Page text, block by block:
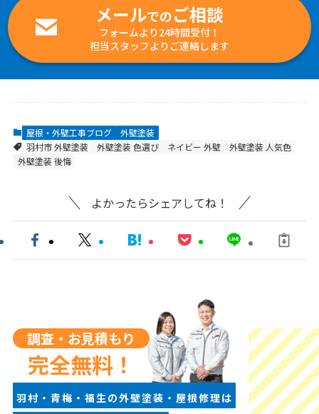
メールでのご相談
フォームより24時間受付！
担当スタッフよりご連絡します
屋根・外壁工事ブログ
外壁塗装
羽村市 外壁塗装
外壁塗装 色選び ネイビー 外壁
外壁塗装 人気色
外壁塗装 後悔
よかったらシェアしてね！
調査・お見積もり
完全無料！
羽村・青梅・福生の外壁塗装・屋根修理は